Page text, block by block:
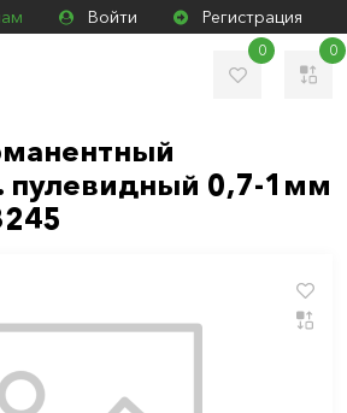
Войти Регистрация
0 0
пулевидный 0,7-1мм